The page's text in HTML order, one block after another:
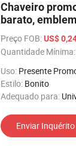
Chaveiro
barato,
Preço FOB:US$
Quantidade Mínima:
Uso: Presente Promocional, Abridor de
Estilo: Bonito
Adequado para:
Enviar Inquérito